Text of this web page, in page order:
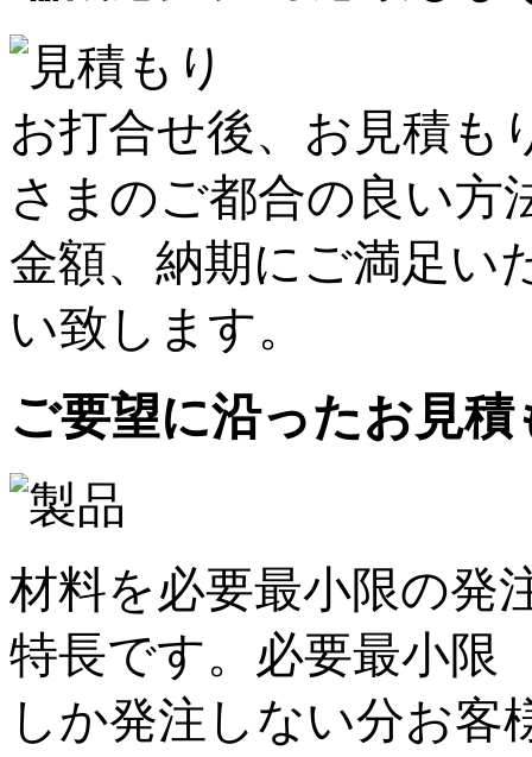
お打合せ後、お見積も
さまのご都合の良い方
金額、納期にご満足い
い致します。
ご要望に沿ったお見
材料を必要最小限の発
特長です。必要最小限
しか発注しない分お